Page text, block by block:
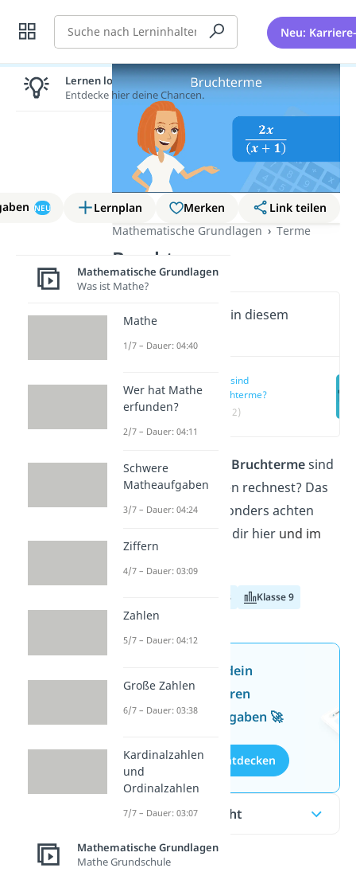
Suche Neu:
NEU Lernplan Merken
Link teilen
Mathematische Grundlagen
Terme
Bruchterme
Wichtige Inhalte in diesem
Was sind
Bruchterme?
(00:12)
Du fragst dich, was Bruchtermesind
und wie du mit ihnen rechnest? Das
und worauf du besonders achten
musst, erklären wir dir hier und im
Video!
Klasse 8 Klasse 9
Jetzt neu: Teste dein
Wissen mit unseren
kostenlosen Aufgaben 🚀
Aufgaben entdecken
Inhaltsübersicht
Lernen lohnt sich!
Entdecke hier deine Chancen.
Mathematische Grundlagen
Was ist Mathe?
Mathe
1/7 – Dauer: 04:40
Wer hat Mathe
erfunden?
2/7 – Dauer: 04:11
Schwere
Matheaufgaben
3/7 – Dauer: 04:24
Ziffern
4/7 – Dauer: 03:09
Zahlen
5/7 – Dauer: 04:12
Große Zahlen
6/7 – Dauer: 03:38
Kardinalzahlen
und
Ordinalzahlen
7/7 – Dauer: 03:07
Mathematische Grundlagen
Mathe Grundschule